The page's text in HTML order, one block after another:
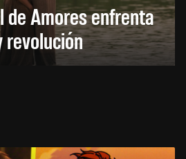
Amores enfrenta
revolución